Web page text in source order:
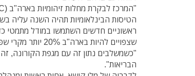
הטיסות הבינלאומיות תהיה השנה עליה
ראשוניים חדשים השתמשו במודל מתמטי
שצפויים להיות
"כשמשלבים נתון זה עם מגפת הקורונה,
הבריאות".